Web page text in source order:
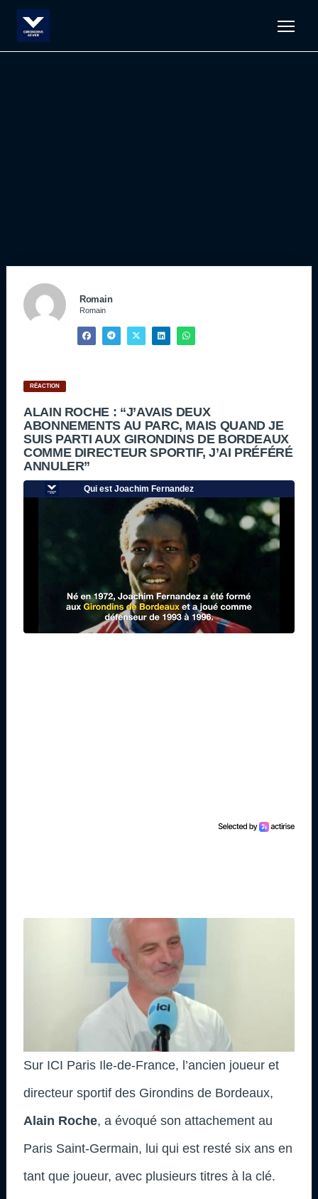
Romain
Romain
RÉACTION
ALAIN ROCHE : “J’AVAIS DEUX
ABONNEMENTS AU PARC, MAIS QUAND JE
SUIS PARTI AUX GIRONDINS DE BORDEAUX
COMME DIRECTEUR SPORTIF, J’AI PRÉFÉRÉ
ANNULER”
Sur ICI Paris Ile-de-France, l’ancien joueur et
directeur sportif des Girondins de Bordeaux,
Alain Roche, a évoqué son attachement au
Paris Saint-Germain, lui qui est resté six ans en
tant que joueur, avec plusieurs titres à la clé.